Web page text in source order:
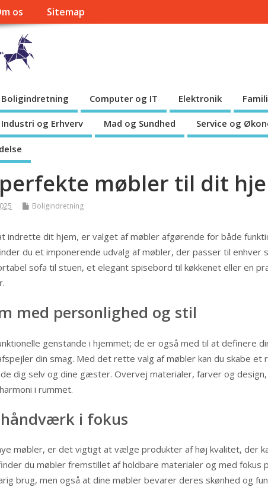
os Sitemap
Boligindretning Computer og IT Elektronik
Industri og Erhverv Mad og Sundhed Service og
møbler til dit
Boligindretning
indrette dit hjem, er valget af møbler afgørende for både
du et imponerende udvalg af møbler, der passer til enhver
sofa til stuen, et elegant spisebord til køkkenet eller en
med personlighed og stil
genstande i hjemmet; de er også med til at definere
din smag. Med det rette valg af møbler kan du skabe et
dig selv og dine gæster. Overvej materialer, farver og
i rummet.
i fokus
møbler, er det vigtigt at vælge produkter af høj kvalitet, der
du møbler fremstillet af holdbare materialer og med fokus
brug, men også at dine møbler bevarer deres skønhed og